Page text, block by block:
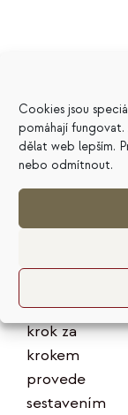
Cookies jsou
pomáhají fungovat.
dělat web lepším.
nebo odmítnout.
plán na
pivním
E-kniha vás
krok za
krokem
provede
sestavením